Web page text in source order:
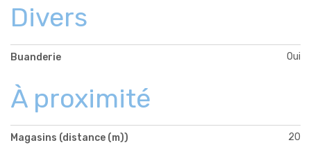
Divers
Buanderie Oui
À proximité
Magasins (distance (m)) 20